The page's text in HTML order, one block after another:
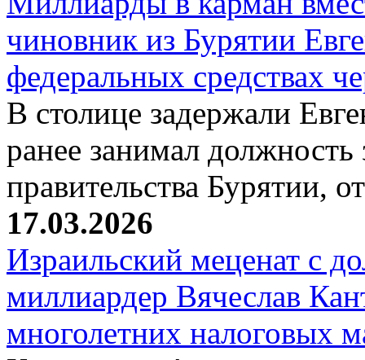
чиновник из Бурятии
федеральных средствах
В столице задержали
ранее занимал должность
правительства Бурятии,
17.03.2026
Израильский меценат с
миллиардер Вячеслав
многолетних налоговых